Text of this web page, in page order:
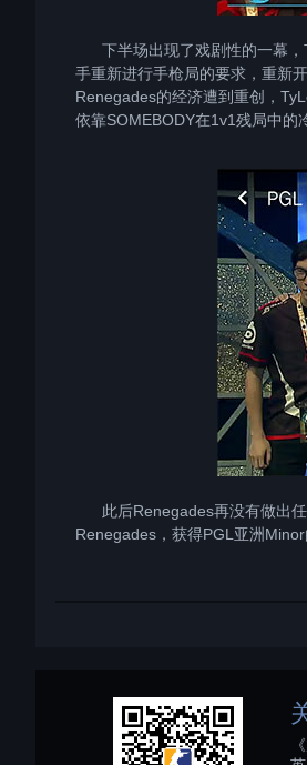
下半场出现了戏剧性的一幕，
手重新进行手枪局的要求，重新
Renegades的经济遭到重创，
依靠SOMEBODY在1v1残局中的
此后Renegades再没有做出任
Renegades，获得PGL亚洲